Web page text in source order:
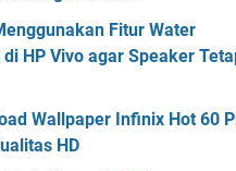
Fitur Water
di HP Vivo agar Speaker
Wallpaper Infinix Hot 60
HD